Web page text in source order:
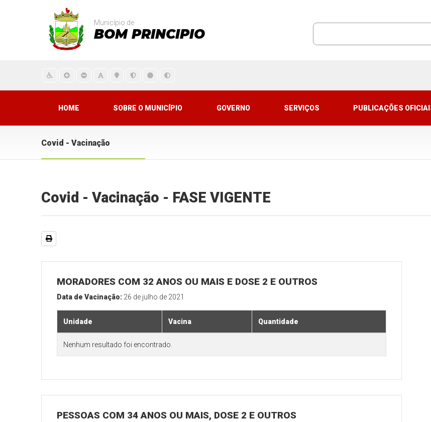
Município de
BOM PRINCIPIO
HOME SOBRE O MUNICÍPIO GOVERNO SERVIÇOS PUBLICAÇÕES
Covid - Vacinação
Covid - Vacinação - FASE VIGENTE
MORADORES COM 32 ANOS OU MAIS E DOSE 2 E OUTROS
Data de Vacinação: 26 de julho de 2021
Unidade Vacina Quantidade
Nenhum resultado foi encontrado.
PESSOAS COM 34 ANOS OU MAIS, DOSE 2 E OUTROS